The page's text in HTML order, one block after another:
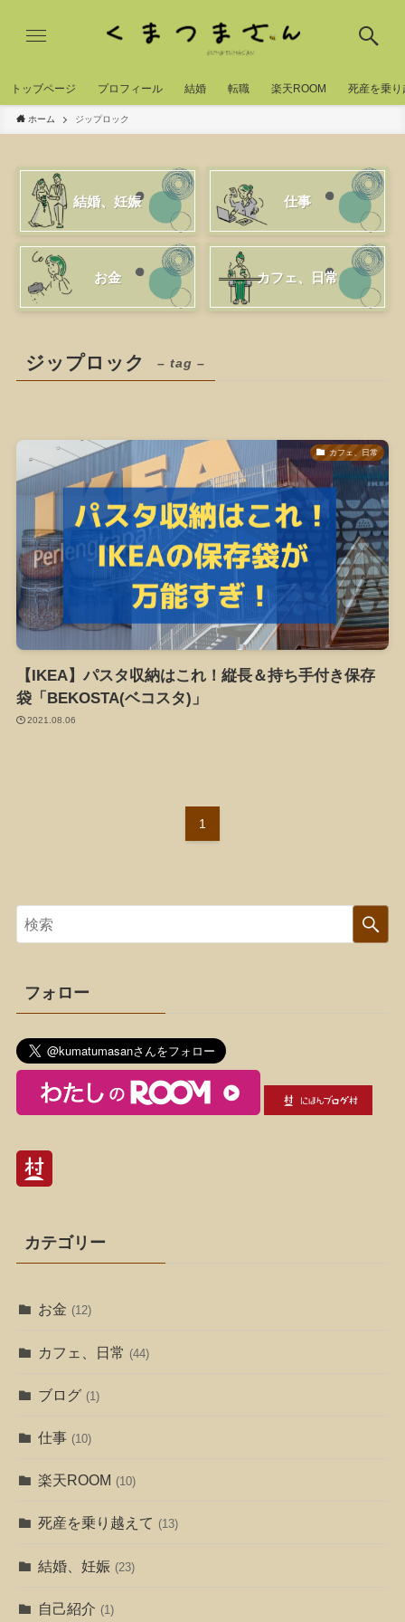
トッブページ プロフィール 結婚 転職 楽天ROOM 死産を乗り
ホーム ジップロック
結婚、妊娠 仕事
お金 カフェ、日常
ジップロック – tag –
カフェ、日常
【IKEA】パスタ収納はこれ！縦長＆持ち手付き保存
袋「BEKOSTA(ベコスタ)」
2021.08.06
1
フォロー
カテゴリー
お金 (12)
カフェ、日常 (44)
ブログ (1)
仕事 (10)
楽天ROOM (10)
死産を乗り越えて (13)
結婚、妊娠 (23)
自己紹介 (1)